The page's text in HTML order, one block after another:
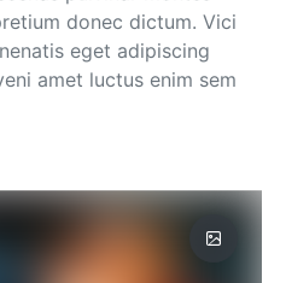
donec dictum. Vici
eget adipiscing
amet luctus enim sem